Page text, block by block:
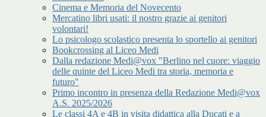
Cinema e Memoria del Novecento
Mercatino libri usati: il nostro grazie ai genitori
volontari!
Lo psicologo scolastico presenta lo sportello ai genitori
Bookcrossing al Liceo Medi
Dalla redazione Medi@vox "Berlino nel cuore: viaggio
delle quinte del Liceo Medi tra storia, memoria e
futuro"
Primo incontro in presenza della Redazione Medi@vox
A.S. 2025/2026
Le classi 4A e 4B in visita didattica alla Ducati e a